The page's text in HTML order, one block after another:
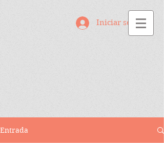
Iniciar sesión
Entrada